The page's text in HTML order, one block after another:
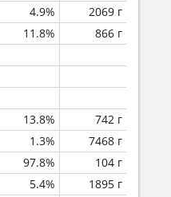
4.9%
2069 г
11.8%
866 г
13.8%
742 г
1.3%
7468 г
97.8%
104 г
5.4%
1895 г